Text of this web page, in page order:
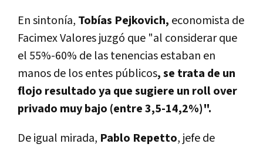
En sintonía, Tobías Pejkovich, economista de
Facimex Valores juzgó que "al considerar que
el 55%-60% de las tenencias estaban en
manos de los entes públicos, se trata de un
flojo resultadoya que sugiere un roll over
privado muy bajo (entre 3,5-14,2%)".
De igual mirada, Pablo Repetto, jefe de